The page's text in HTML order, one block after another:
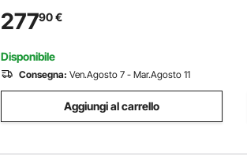
27790€
Disponibile
Consegna: Ven.Agosto 7 - Mar.Agosto 11
Aggiungi al carrello